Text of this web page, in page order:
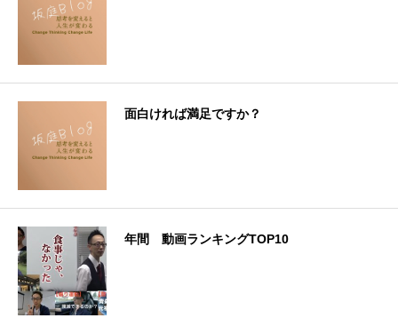
面白ければ満足ですか？
年間 動画ランキングTOP10